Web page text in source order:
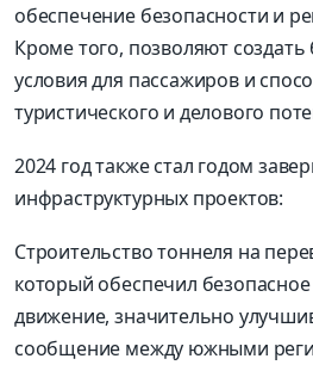
обеспечение безопасности и
Кроме того, позволяют
условия для пассажиров и
туристического и делового
2024 год также стал годом
инфраструктурных проектов:
Строительство тоннеля на
который обеспечил
движение, значительно
сообщение между южными